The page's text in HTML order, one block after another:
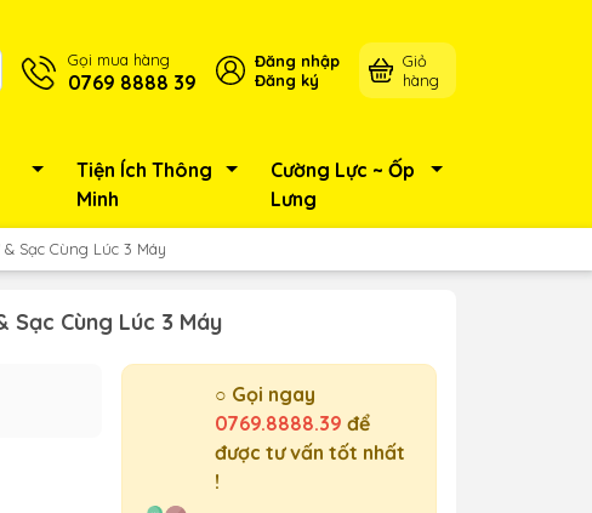
Gọi mua hàng
0769 8888 39
Đăng nhập
Đăng ký
Giỏ
hàng
Tiện Ích Thông
Minh
Cường Lực ~ Ốp
Lưng
Sạc Cùng Lúc 3 Máy
Sạc Cùng Lúc 3 Máy
○ Gọi ngay
0769.8888.39 để
được tư vấn tốt nhất
!